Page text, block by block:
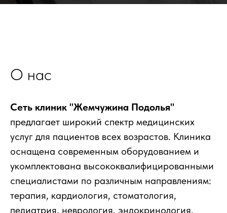
О нас
Сеть клиник "Жемчужина Подолья"
предлагает широкий спектр медицинских
услуг для пациентов всех возрастов. Клиника
оснащена современным оборудованием и
укомплектована высококвалифицированными
специалистами по различным направлениям:
терапия, кардиология, стоматология,
педиатрия, неврология, эндокринология,